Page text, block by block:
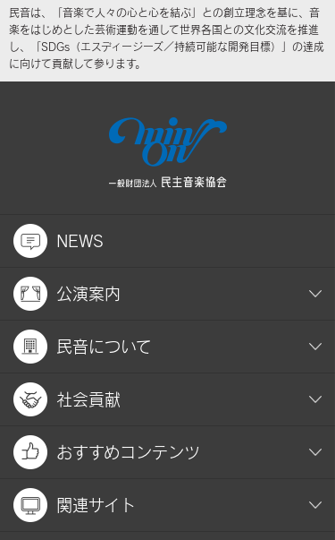
民音は、「音楽で人々の心と心を結ぶ」との創立理念を基に、音
楽をはじめとした芸術運動を通して世界各国との文化交流を推進
し、「SDGs（エスディージーズ／持続可能な開発目標）」の達成
に向けて貢献して参ります。
NEWS
公演案内
民音について
社会貢献
おすすめコンテンツ
関連サイト